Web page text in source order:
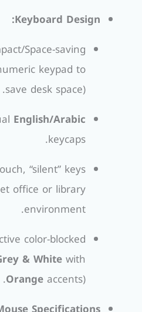
Keyboard Design:
Space-saving
keypad to
save desk space).
English/Arabic
keycaps.
“silent” keys
office or library
environment.
color-blocked
& Whitewith
Orangeaccents).